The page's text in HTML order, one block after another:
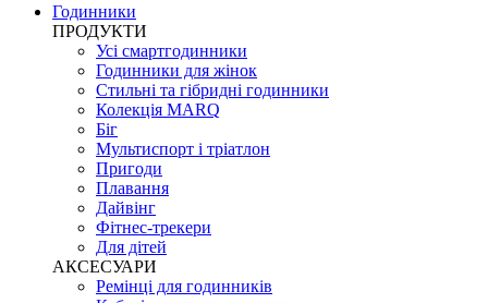
Годинники
ПРОДУКТИ
Усі смартгодинники
Годинники для жінок
Стильні та гібридні годинники
Колекція MARQ
Біг
Мультиспорт і тріатлон
Пригоди
Плавання
Дайвінг
Фітнес-трекери
Для дітей
АКСЕСУАРИ
Ремінці для годинників